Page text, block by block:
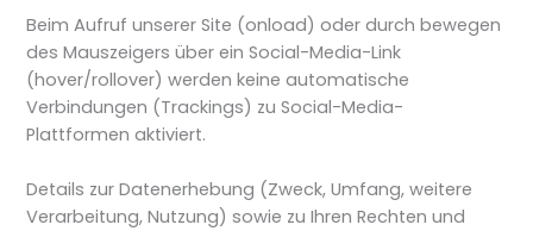
Beim Aufruf unserer Site (onload) oder durch bewegen
des Mauszeigers über ein Social-Media-Link
(hover/rollover) werden keine automatische
Verbindungen (Trackings) zu Social-Media-
Plattformen aktiviert.
Details zur Datenerhebung (Zweck, Umfang, weitere
Verarbeitung, Nutzung) sowie zu Ihren Rechten und